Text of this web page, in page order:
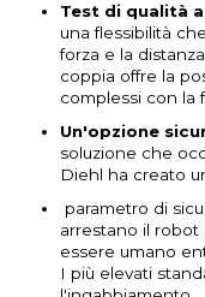
Test di qualità
una flessibilità
forza e la
coppia offre la
complessi con la
Un'opzione
soluzione che
Diehl ha creato
parametro di
arrestano il robot
essere umano
I più elevati